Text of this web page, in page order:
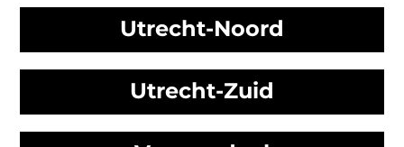
Utrecht-Noord
Utrecht-Zuid